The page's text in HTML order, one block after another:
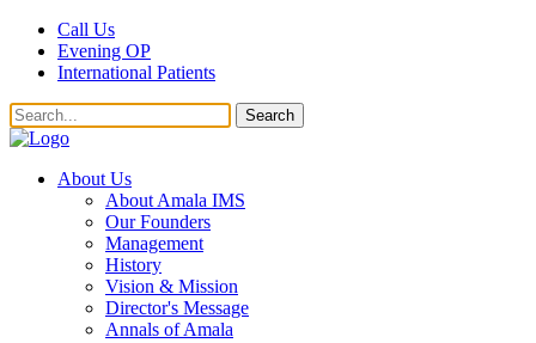
Call Us
Evening OP
International Patients
Search
About Us
About Amala IMS
Our Founders
Management
History
Vision & Mission
Director's Message
Annals of Amala